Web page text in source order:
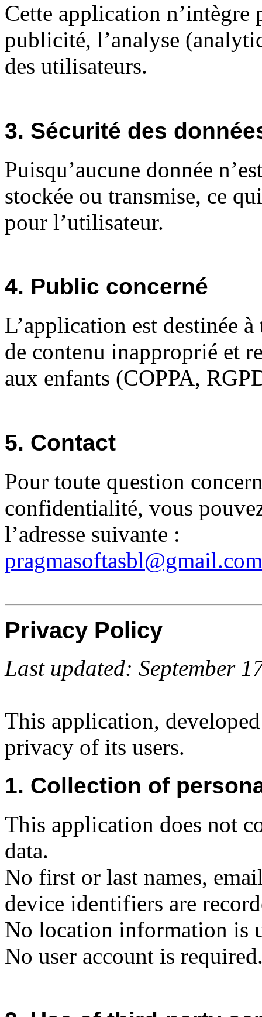
Cette application n’intègre
publicité, l’analyse
des utilisateurs.
3. Sécurité des
Puisqu’aucune donnée
stockée ou transmise, ce
pour l’utilisateur.
4. Public concerné
L’application est destinée
de contenu inapproprié et
aux enfants (COPPA,
5. Contact
Pour toute question
confidentialité, vous
l’adresse suivante :
pragmasoftasbl@gmail.com
Privacy Policy
Last updated: September
This application,
privacy of its users.
1. Collection of
This application does not
data.
No first or last names,
device identifiers are
No location information is
No user account is